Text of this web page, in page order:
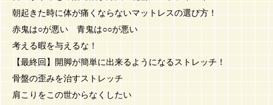
朝起きた時に体が痛くならないマットレスの選び方！
赤鬼は○が悪い 青鬼は○○が悪い
考える暇を与えるな！
【最終回】開脚が簡単に出来るようになるストレッチ！
骨盤の歪みを治すストレッチ
肩こりをこの世からなくしたい